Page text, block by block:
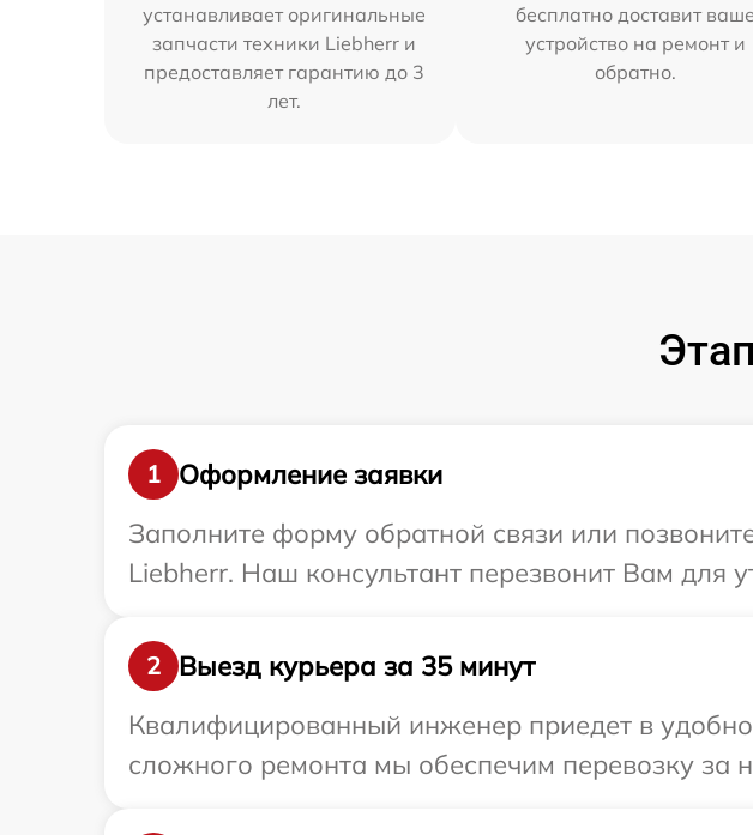
устанавливает оригинальные
запчасти техники Liebherr и
предоставляет гарантию до 3
лет.
бесплатно доставит ваше
устройство на ремонт и
обратно.
1
Оформление заявки
Заполните форму обратной связи или
Liebherr. Наш консультант перезвонит Вам для
2
Выезд курьера за 35 минут
Квалифицированный инженер приедет в
сложного ремонта мы обеспечим перевозку за